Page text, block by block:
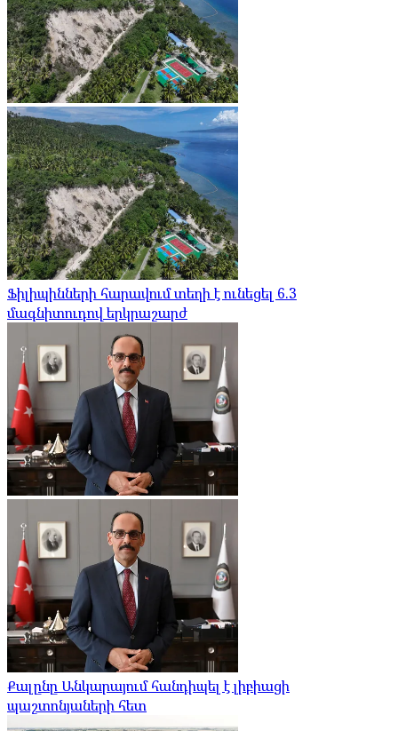
Ֆիլիպինների հարավում տեղի է ունեցել 6.3
մագնիտուդով երկրաշարժ
Քալընը Անկարայում հանդիպել է լիբիացի
պաշտոնյաների հետ